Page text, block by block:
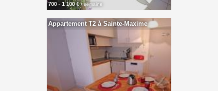
700 - 1 100 €/ semaine
Appartement T2 à Sainte-Maxime